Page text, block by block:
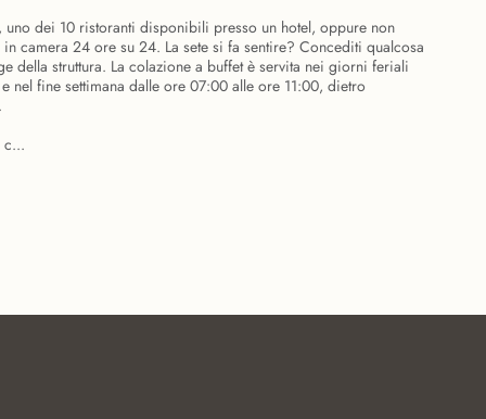
uno dei 10 ristoranti disponibili presso un hotel, oppure non
camera 24 ore su 24. La sete si fa sentire? Concediti qualcosa
della struttura. La colazione a buffet è servita nei giorni feriali
nel fine settimana dalle ore 07:00 alle ore 11:00, dietro
c...